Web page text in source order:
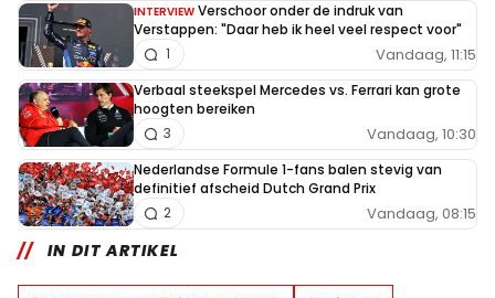
INTERVIEW Verschoor onder de indruk van
Verstappen: "Daar heb ik heel veel respect voor"
Vandaag, 11:15
1
Verbaal steekspel Mercedes vs. Ferrari kan grote
hoogten bereiken
Vandaag, 10:30
3
Nederlandse Formule 1-fans balen stevig van
definitief afscheid Dutch Grand Prix
Vandaag, 08:15
2
IN DIT ARTIKEL